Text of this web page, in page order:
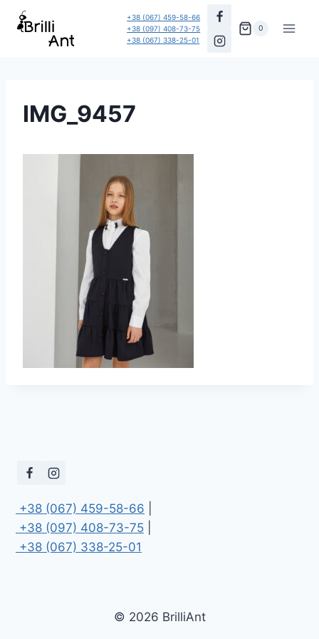
Перейти
+38 (067) 459-58-66
+38 (097) 408-73-75
+38 (067) 338-25-01
0
IMG_9457
+38 (067) 459-58-66
+38 (097) 408-73-75
+38 (067) 338-25-01
© 2026 BrilliAnt